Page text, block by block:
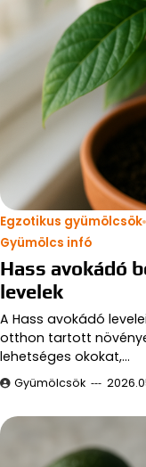
Egzotikus gyümölcsök
Gyümölcs infó
Hass avokádó
levelek
A Hass avokádó
otthon tartott
lehetséges okokat,…
Gyümölcsök